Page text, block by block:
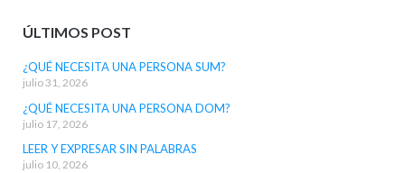
ÚLTIMOS POST
¿QUÉ NECESITA UNA PERSONA SUM?
julio 31, 2026
¿QUÉ NECESITA UNA PERSONA DOM?
julio 17, 2026
LEER Y EXPRESAR SIN PALABRAS
julio 10, 2026